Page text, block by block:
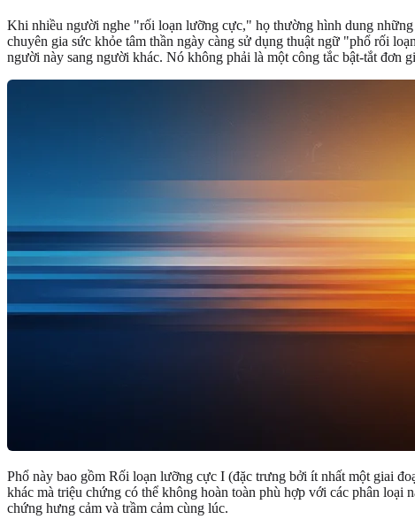
Khi nhiều người nghe "rối loạn lưỡng cực," họ thường hình dung
chuyên gia sức khỏe tâm thần ngày càng sử dụng thuật ngữ "phổ rối
người này sang người khác. Nó không phải là một công tắc bật-tắt đơn
Phổ này bao gồm Rối loạn lưỡng cực I (đặc trưng bởi ít nhất một giai
khác mà triệu chứng có thể không hoàn toàn phù hợp với các phân
chứng hưng cảm và trầm cảm cùng lúc.